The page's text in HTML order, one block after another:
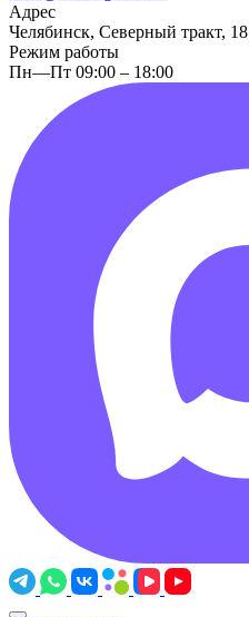
Адрес
Челябинск, Северный тракт, 18
Режим работы
Пн—Пт 09:00 – 18:00